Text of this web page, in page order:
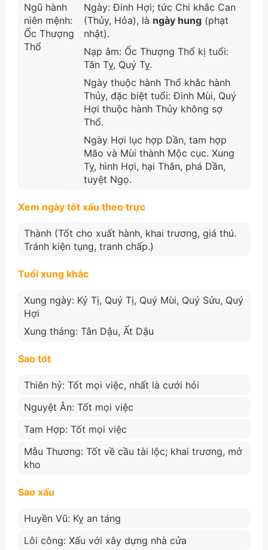
Ngũ hành
niên mệnh:
Ốc Thượng
Thổ
Ngày: Đinh Hợi; tức Chi khắc Can
(Thủy, Hỏa), là ngày hung(phạt
nhật).
Nạp âm: Ốc Thượng Thổ kị tuổi:
Tân Tỵ, Quý Tỵ.
Ngày thuộc hành Thổ khắc hành
Thủy, đặc biệt tuổi: Đinh Mùi, Quý
Hợi thuộc hành Thủy không sợ
Thổ.
Ngày Hợi lục hợp Dần, tam hợp
Mão và Mùi thành Mộc cục. Xung
Tỵ, hình Hợi, hại Thân, phá Dần,
tuyệt Ngọ.
Xem ngày tốt xấu theo trực
Thành (Tốt cho xuất hành, khai trương, giá thú.
Tránh kiện tụng, tranh chấp.)
Tuổi xung khắc
Xung ngày: Kỷ Tị, Quý Tị, Quý Mùi, Quý Sửu, Quý
Hợi
Xung tháng: Tân Dậu, Ất Dậu
Sao tốt
Thiên hỷ: Tốt mọi việc, nhất là cưới hỏi
Nguyệt Ân: Tốt mọi việc
Tam Hợp: Tốt mọi việc
Mẫu Thương: Tốt về cầu tài lộc; khai trương, mở
kho
Sao xấu
Huyền Vũ: Kỵ an táng
Lôi công: Xấu với xây dựng nhà cửa